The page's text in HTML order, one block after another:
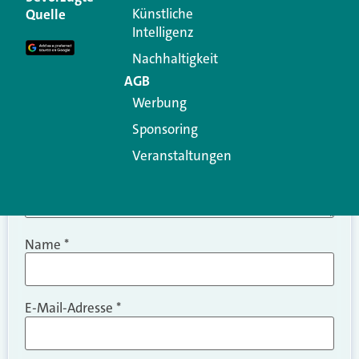
Erforderliche Felder sind mit
Kommentar
Name *
E-Mail-Adresse *
Quelle
Künstliche
Intelligenz
Nachhaltigkeit
AGB
Werbung
Sponsoring
Veranstaltungen